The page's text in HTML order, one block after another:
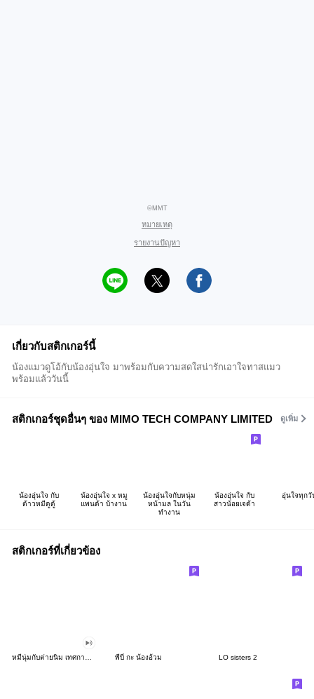
©MMT
หมายเหตุ
รายงานปัญหา
เกี่ยวกับสติกเกอร์นี้
น้องแมวดูโอ้กับน้องอุ่นใจ มาพร้อมกับความสดใสน่ารักเอาใจทาสแมว
พร้อมแล้ววันนี้
สติกเกอร์ชุดอื่นๆ ของ MIMO TECH COMPANY LIMITED ดูเพิ่ม
น้องอุ่นใจ กับ
ต้าวหมีดูดู้
น้องอุ่นใจ x หมู
แพนด้า บ้างาน
น้องอุ่นใจกับหนุ่ม
หน้ามล ในวัน
ทำงาน
น้องอุ่นใจ กับ
สาวน้อยเจด้า
อุ่นใจทุกวั
สติกเกอร์ที่เกี่ยวข้อง
หมีนุ่มกับต่ายนิ่ม เทศกาลแห่งความสุข พี่บี๋ กะ น้องอ้วม LO sisters 2